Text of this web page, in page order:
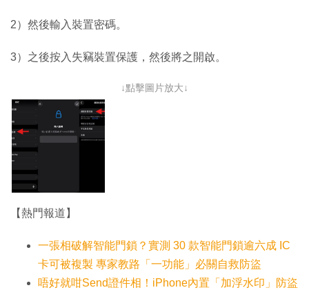
2）然後輸入裝置密碼。
3）之後按入失竊裝置保護，然後將之開啟。
↓點擊圖片放大↓
【熱門報道】
一張相破解智能門鎖？實測 30 款智能門鎖逾六成 IC
卡可被複製 專家教路「一功能」必關自救防盜
唔好就咁Send證件相！iPhone內置「加浮水印」防盜